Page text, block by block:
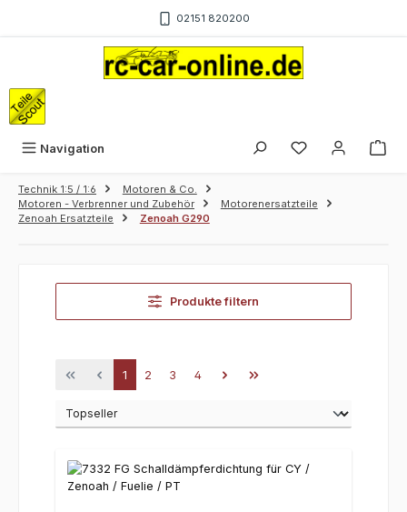
02151 820200
Navigation
Technik 1:5 / 1:6
Motoren & Co.
Motoren - Verbrenner und Zubehör
Motorenersatzteile
Zenoah Ersatzteile
Zenoah G290
Produkte filtern
Seite
1 Seite
2 Seite
3 Seite
4